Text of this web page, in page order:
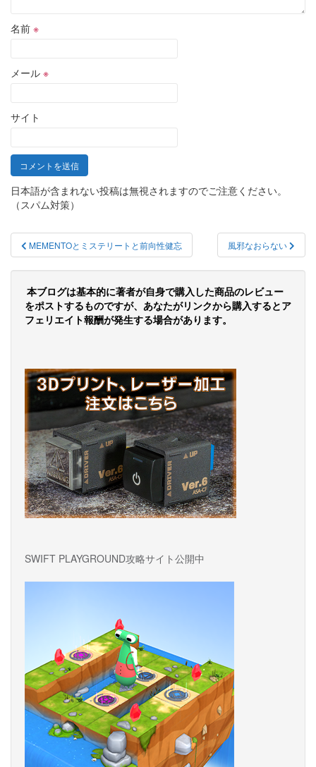
名前 ※
メール ※
サイト
日本語が含まれない投稿は無視されますのでご注意ください。
（スパム対策）
投
稿
ナ
ビ
シ
ョ
ン
MEMENTOとミステリートと前向性健忘 風邪なおらない
本ブログは基本的に著者が自身で購入した商品のレビュー
をポストするものですが、あなたがリンクから購入するとア
フェリエイト報酬が発生する場合があります。
SWIFT PLAYGROUND攻略サイト公開中